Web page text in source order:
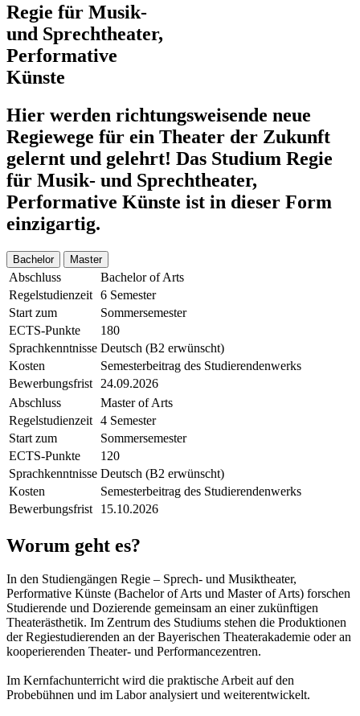
Regie für Musik-
und Sprechtheater,
Performative
Künste
Hier werden richtungsweisende neue
Regiewege für ein Theater der Zukunft
gelernt und gelehrt! Das Studium Regie
für Musik- und Sprechtheater,
Performative Künste ist in dieser Form
einzigartig.
Bachelor Master
Abschluss
Bachelor of Arts
Regelstudienzeit 6 Semester
Start zum
Sommersemester
ECTS-Punkte
180
Sprachkenntnisse Deutsch (B2 erwünscht)
Kosten
Semesterbeitrag des Studierendenwerks
Bewerbungsfrist
24.09.2026
Abschluss
Master of Arts
Regelstudienzeit 4 Semester
Start zum
Sommersemester
ECTS-Punkte
120
Sprachkenntnisse Deutsch (B2 erwünscht)
Kosten
Semesterbeitrag des Studierendenwerks
Bewerbungsfrist
15.10.2026
Worum geht es?
In den Studiengängen Regie – Sprech- und Musiktheater,
Performative Künste (Bachelor of Arts und Master of Arts) forschen
Studierende und Dozierende gemeinsam an einer zukünftigen
Theaterästhetik. Im Zentrum des Studiums stehen die Produktionen
der Regiestudierenden an der Bayerischen Theaterakademie oder an
kooperierenden Theater- und Performancezentren.
Im Kernfachunterricht wird die praktische Arbeit auf den
Probebühnen und im Labor analysiert und weiterentwickelt.